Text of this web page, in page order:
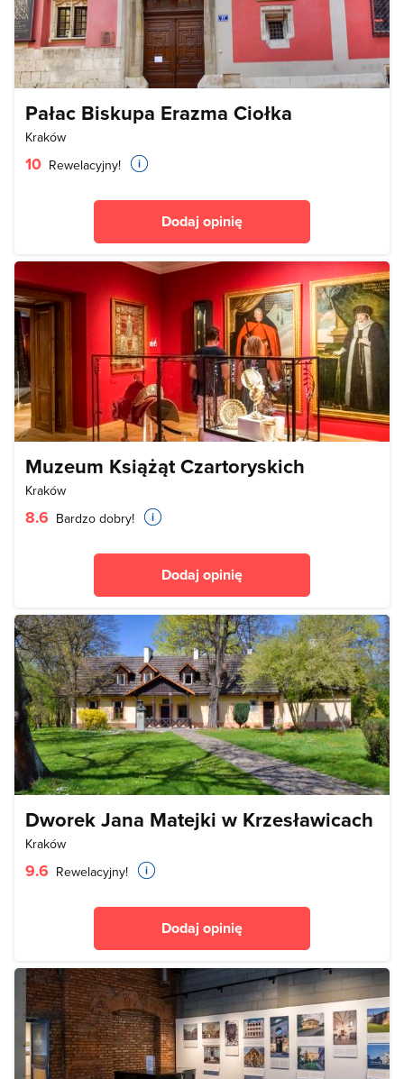
Pałac Biskupa Erazma Ciołka
Kraków
10 Rewelacyjny!
Dodaj opinię
Muzeum Książąt Czartoryskich
Kraków
8.6 Bardzo dobry!
Dodaj opinię
Dworek Jana Matejki w Krzesławicach
Kraków
9.6 Rewelacyjny!
Dodaj opinię